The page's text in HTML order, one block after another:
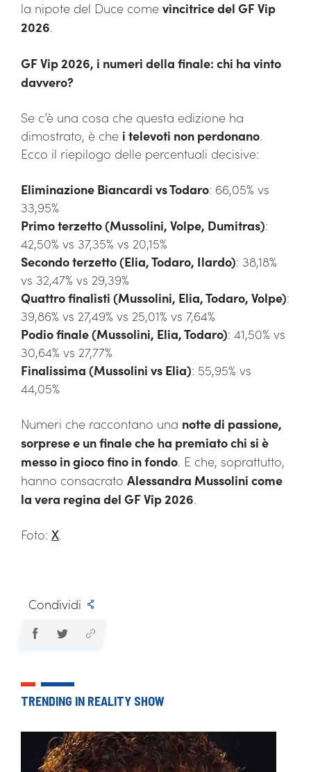
la nipote del Duce come vincitrice del GF Vip
2026.
GF Vip 2026, i numeri della finale: chi ha vinto
davvero?
Se c’è una cosa che questa edizione ha
dimostrato, è che i televoti non perdonano.
Ecco il riepilogo delle percentuali decisive:
Eliminazione Biancardi vs Todaro: 66,05% vs
33,95%
Primo terzetto (Mussolini, Volpe, Dumitras):
42,50% vs 37,35% vs 20,15%
Secondo terzetto (Elia, Todaro, Ilardo): 38,18%
vs 32,47% vs 29,39%
Quattro finalisti (Mussolini, Elia, Todaro, Volpe):
39,86% vs 27,49% vs 25,01% vs 7,64%
Podio finale (Mussolini, Elia, Todaro): 41,50% vs
30,64% vs 27,77%
Finalissima (Mussolini vs Elia): 55,95% vs
44,05%
Numeri che raccontano una notte di passione,
sorprese e un finale che ha premiato chi si è
messo in gioco fino in fondo. E che, soprattutto,
hanno consacrato Alessandra Mussolini come
la vera regina del GF Vip 2026.
Foto: X.
Condividi
TRENDING IN REALITY SHOW